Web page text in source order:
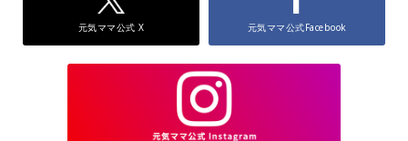
元気ママ公式 X 元気ママ公式Facebook